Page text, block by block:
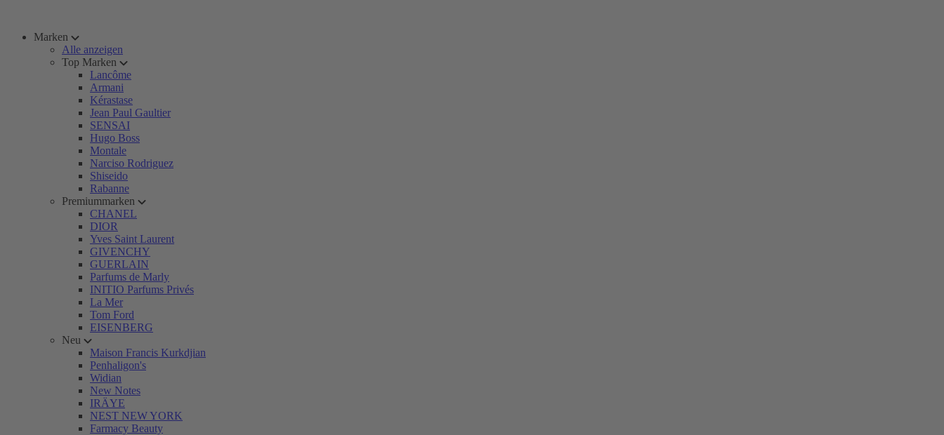
Marken
Alle anzeigen
Top Marken
Lancôme
Armani
Kérastase
Jean Paul Gaultier
SENSAI
Hugo Boss
Montale
Narciso Rodriguez
Shiseido
Rabanne
Premiummarken
CHANEL
DIOR
Yves Saint Laurent
GIVENCHY
GUERLAIN
Parfums de Marly
INITIO Parfums Privés
La Mer
Tom Ford
EISENBERG
Neu
Maison Francis Kurkdjian
Penhaligon's
Widian
New Notes
IRÄYE
NEST NEW YORK
Farmacy Beauty